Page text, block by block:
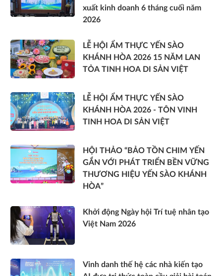
xuất kinh doanh 6 tháng cuối năm
2026
LỄ HỘI ẨM THỰC YẾN SÀO
KHÁNH HÒA 2026 15 NĂM LAN
TỎA TINH HOA DI SẢN VIỆT
LỄ HỘI ẨM THỰC YẾN SÀO
KHÁNH HÒA 2026 - TÔN VINH
TINH HOA DI SẢN VIỆT
HỘI THẢO “BẢO TỒN CHIM YẾN
GẮN VỚI PHÁT TRIỂN BỀN VỮNG
THƯƠNG HIỆU YẾN SÀO KHÁNH
HÒA”
Khởi động Ngày hội Trí tuệ nhân tạo
Việt Nam 2026
Vinh danh thế hệ các nhà kiến tạo